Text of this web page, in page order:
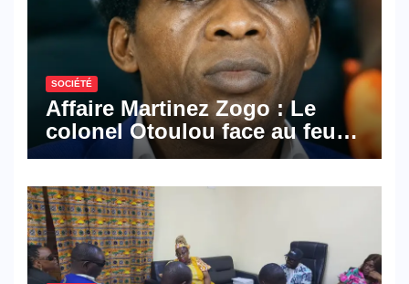
SOCIÉTÉ
Affaire Martinez Zogo : Le
colonel Otoulou face au feu
croisé des avocats de la